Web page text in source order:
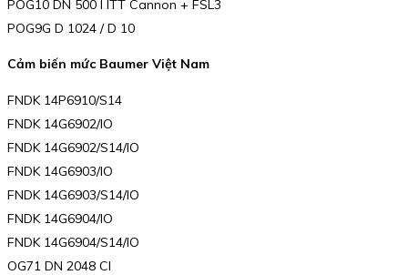
POG10 DN 500 I ITT Cannon + FSL3
POG9G D 1024 / D 10
Cảm biến mức Baumer Việt Nam
FNDK 14P6910/S14
FNDK 14G6902/IO
FNDK 14G6902/S14/IO
FNDK 14G6903/IO
FNDK 14G6903/S14/IO
FNDK 14G6904/IO
FNDK 14G6904/S14/IO
OG71 DN 2048 CI